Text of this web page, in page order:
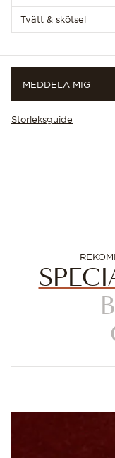
Tvätt & skötsel
MEDDELA MIG
Storleksguide